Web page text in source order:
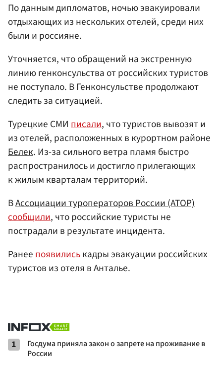
По данным дипломатов, ночью эвакуировали
отдыхающих из нескольких отелей, среди них
были и россияне.
Уточняется, что обращений на экстренную
линию генконсульства от российских туристов
не поступало. В Генконсульстве продолжают
следить за ситуацией.
Турецкие СМИ писали, что туристов вывозят и
из отелей, расположенных в курортном районе
Белек. Из-за сильного ветра пламя быстро
распространилось и достигло прилегающих
к жилым кварталам территорий.
ВАссоциации туроператоров России (АТОР)
сообщили, что российские туристы не
пострадали в результате инцидента.
Ранеепоявилиськадры эвакуации российских
туристов из отеля в Анталье.
1
Госдума приняла закон о запрете на проживание в
России